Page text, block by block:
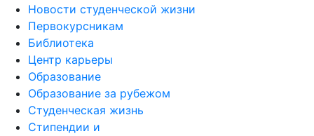
Новости студенческой жизни
Первокурсникам
Библиотека
Центр карьеры
Образование
Образование за рубежом
Студенческая жизнь
Стипендии и